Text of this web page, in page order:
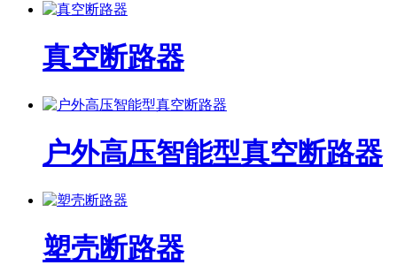
真空断路器
户外高压智能型真空断路器
塑壳断路器